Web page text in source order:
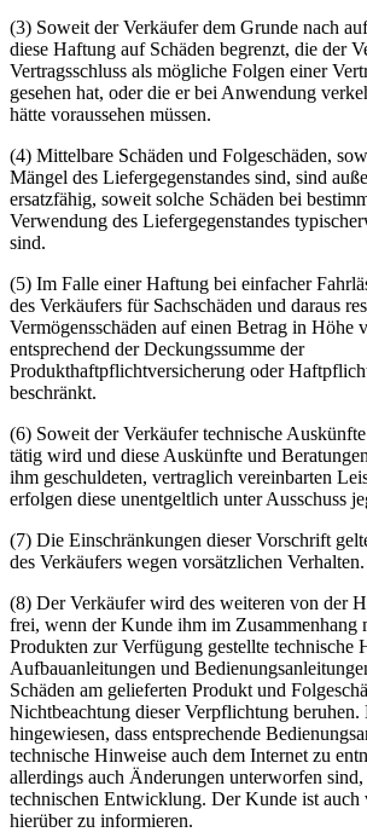
(3) Soweit der Verkäufer dem Grunde nach
diese Haftung auf Schäden begrenzt, die der
Vertragsschluss als mögliche Folgen einer
gesehen hat, oder die er bei Anwendung
hätte voraussehen müssen.
(4) Mittelbare Schäden und Folgeschäden,
Mängel des Liefergegenstandes sind, sind
ersatzfähig, soweit solche Schäden bei
Verwendung des Liefergegenstandes
sind.
(5) Im Falle einer Haftung bei einfacher
des Verkäufers für Sachschäden und daraus
Vermögensschäden auf einen Betrag in Höhe
entsprechend der Deckungssumme der
Produkthaftpflichtversicherung oder
beschränkt.
(6) Soweit der Verkäufer technische
tätig wird und diese Auskünfte und
ihm geschuldeten, vertraglich vereinbarten
erfolgen diese unentgeltlich unter Ausschuss
(7) Die Einschränkungen dieser Vorschrift
des Verkäufers wegen vorsätzlichen Verhalten.
(8) Der Verkäufer wird des weiteren von der
frei, wenn der Kunde ihm im Zusammenhang
Produkten zur Verfügung gestellte technische
Aufbauanleitungen und
Schäden am gelieferten Produkt und
Nichtbeachtung dieser Verpflichtung
hingewiesen, dass entsprechende
technische Hinweise auch dem Internet zu
allerdings auch Änderungen unterworfen sind,
technischen Entwicklung. Der Kunde ist auch
hierüber zu informieren.